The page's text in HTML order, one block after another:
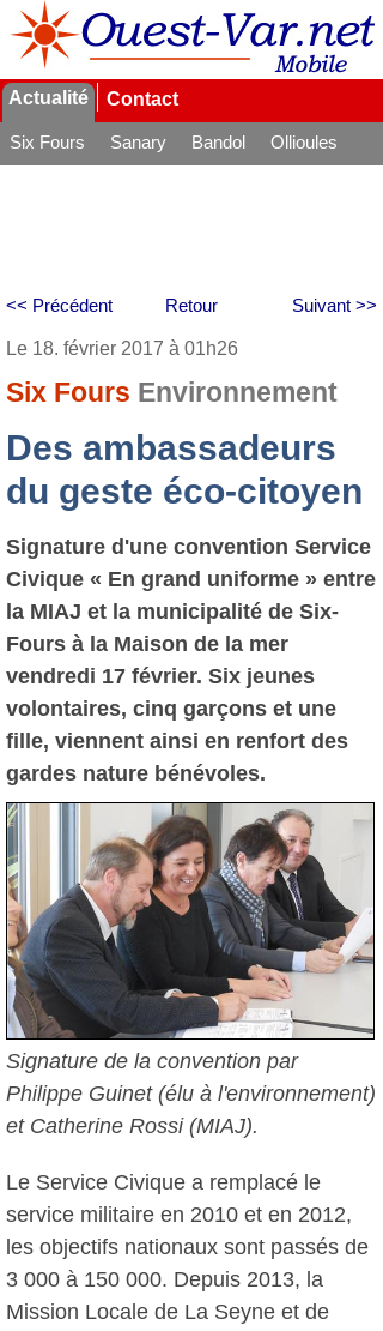
Actualité Contact
Six Fours Sanary Bandol
Ollioules
Retour
<< Précédent Suivant >>
Le 18. février 2017 à 01h26
Six Fours Environnement
Des ambassadeurs
du geste éco-citoyen
Signature d'une convention Service
Civique « En grand uniforme » entre
la MIAJ et la municipalité de Six-
Fours à la Maison de la mer
vendredi 17 février. Six jeunes
volontaires, cinq garçons et une
fille, viennent ainsi en renfort des
gardes nature bénévoles.
Signature de la convention par
Philippe Guinet (élu à l'environnement)
et Catherine Rossi (MIAJ).
Le Service Civique a remplacé le
service militaire en 2010 et en 2012,
les objectifs nationaux sont passés de
3 000 à 150 000. Depuis 2013, la
Mission Locale de La Seyne et de